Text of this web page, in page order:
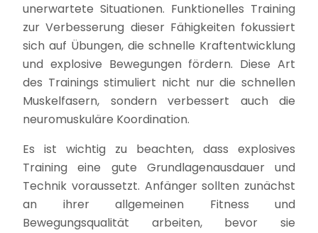
unerwartete Situationen. Funktionelles Training
zur Verbesserung dieser Fähigkeiten fokussiert
sich auf Übungen, die schnelle Kraftentwicklung
und explosive Bewegungen fördern. Diese Art
des Trainings stimuliert nicht nur die schnellen
Muskelfasern, sondern verbessert auch die
neuromuskuläre Koordination.
Es ist wichtig zu beachten, dass explosives
Training eine gute Grundlagenausdauer und
Technik voraussetzt. Anfänger sollten zunächst
an ihrer allgemeinen Fitness und
Bewegungsqualität arbeiten, bevor sie